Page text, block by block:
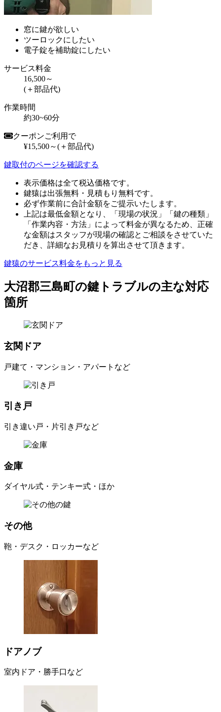
窓に鍵が欲しい
ツーロックにしたい
電子錠を補助錠にしたい
サービス料金
16,500～
(＋部品代)
作業時間
約30~60分
クーポンご利用で
¥15,500～(＋部品代)
鍵取付のページを確認する
表示価格は全て税込価格です。
鍵猿は出張無料・見積もり無料です。
必ず作業前に合計金額をご提示いたします。
上記は最低金額となり、「現場の状況」「鍵の種類」
「作業内容・方法」によって料金が異なるため、正確
な金額はスタッフが現場の確認とご相談をさせていた
だき、詳細なお見積りを算出させて頂きます。
鍵猿のサービス料金をもっと見る
大沼郡三島町の鍵トラブルの主な対応
箇所
玄関ドア
戸建て・マンション・アパートなど
引き戸
引き違い戸・片引き戸など
金庫
ダイヤル式・テンキー式・ほか
その他
鞄・デスク・ロッカーなど
ドアノブ
室内ドア・勝手口など